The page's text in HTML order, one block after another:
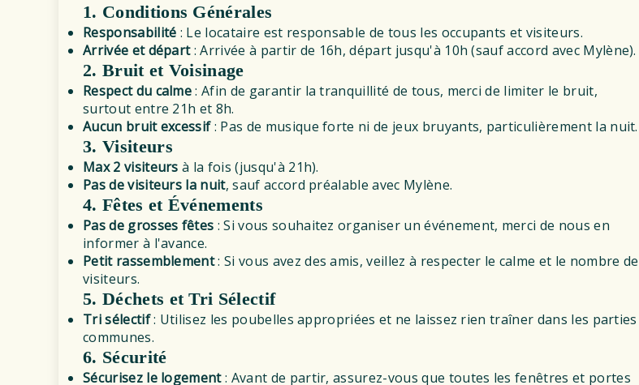
1. Conditions Générales
Responsabilité : Le locataire est responsable de tous les occupants et visiteurs.
Arrivée et départ: Arrivée à partir de 16h, départ jusqu'à 10h (sauf accord avec Mylène).
2. Bruit et Voisinage
Respect du calme: Afin de garantir la tranquillité de tous, merci de limiter le bruit,
surtout entre 21h et 8h.
Aucun bruit excessif: Pas de musique forte ni de jeux bruyants, particulièrement la nuit.
3. Visiteurs
Max 2 visiteurs à la fois (jusqu'à 21h).
Pas de visiteurs la nuit, sauf accord préalable avec Mylène.
4. Fêtes et Événements
Pas de grosses fêtes : Si vous souhaitez organiser un événement, merci de nous en
informer à l'avance.
Petit rassemblement: Si vous avez des amis, veillez à respecter le calme et le nombre de
visiteurs.
5. Déchets et Tri Sélectif
Tri sélectif: Utilisez les poubelles appropriées et ne laissez rien traîner dans les parties
communes.
6. Sécurité
Sécurisez le logement: Avant de partir, assurez-vous que toutes les fenêtres et portes